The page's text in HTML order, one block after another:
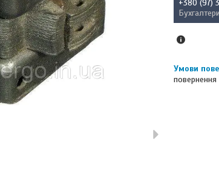
+380 (97)
повернення